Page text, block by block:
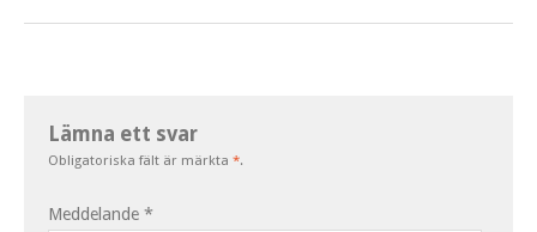
Lämna ett svar
Obligatoriska fält är märkta *.
Meddelande *